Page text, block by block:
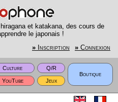
et katakana, des cours de
le japonais !
» Inscription » Connexion
Culture
Q/R
Boutique
YouTube Jeux